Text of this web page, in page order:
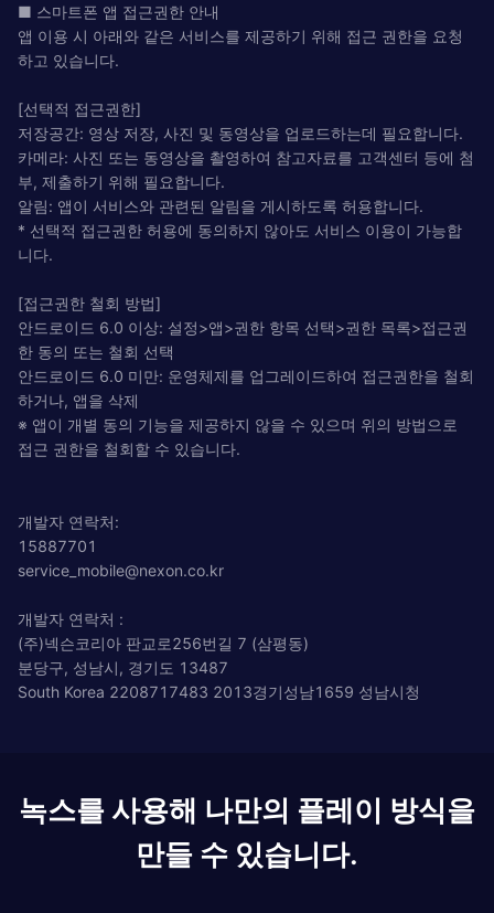
■ 스마트폰 앱 접근권한 안내
앱 이용 시 아래와 같은 서비스를 제공하기 위해 접근 권한을 요청
하고 있습니다.
[선택적 접근권한]
저장공간: 영상 저장, 사진 및 동영상을 업로드하는데 필요합니다.
카메라: 사진 또는 동영상을 촬영하여 참고자료를 고객센터 등에 첨
부, 제출하기 위해 필요합니다.
알림: 앱이 서비스와 관련된 알림을 게시하도록 허용합니다.
* 선택적 접근권한 허용에 동의하지 않아도 서비스 이용이 가능합
니다.
[접근권한 철회 방법]
안드로이드 6.0 이상: 설정>앱>권한 항목 선택>권한 목록>접근권
한 동의 또는 철회 선택
안드로이드 6.0 미만: 운영체제를 업그레이드하여 접근권한을 철회
하거나, 앱을 삭제
※ 앱이 개별 동의 기능을 제공하지 않을 수 있으며 위의 방법으로
접근 권한을 철회할 수 있습니다.
개발자 연락처:
15887701
service_mobile@nexon.co.kr
개발자 연락처 :
(주)넥슨코리아 판교로256번길 7 (삼평동)
분당구, 성남시, 경기도 13487
South Korea 2208717483 2013경기성남1659 성남시청
녹스를 사용해 나만의 플레이 방식을
만들 수 있습니다.